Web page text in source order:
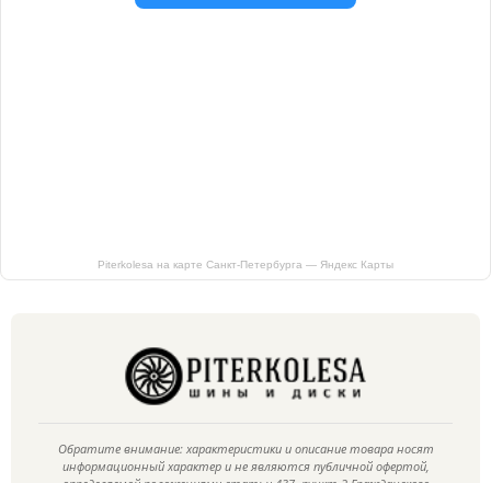
Piterkolesa на карте Санкт‑Петербурга — Яндекс Карты
Обратите внимание: характеристики и описание товара носят
информационный характер и не являются публичной офертой,